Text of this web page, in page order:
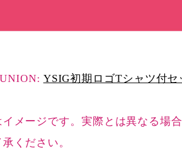
YSIG初期ロゴTシャツ付セ
メージです。実際とは異なる場
ください。